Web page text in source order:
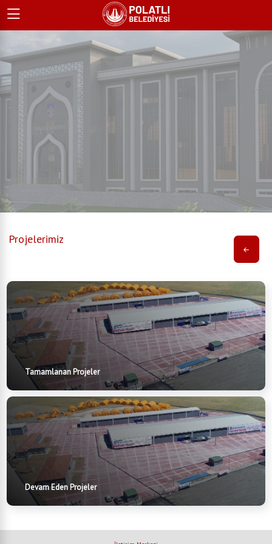
Projelerimiz
Tamamlanan Projeler
Devam Eden Projeler